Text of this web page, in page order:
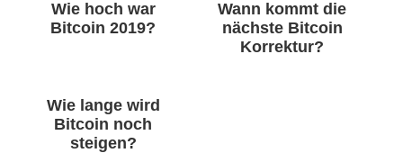
Wie hoch war
Bitcoin 2019?
Wann kommt die
nächste Bitcoin
Korrektur?
Wie lange wird
Bitcoin noch
steigen?